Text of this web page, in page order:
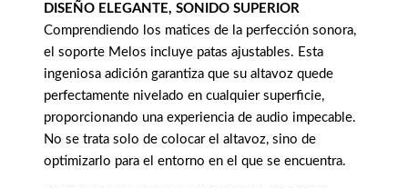
DISEÑO ELEGANTE, SONIDO SUPERIOR
Comprendiendo los matices de la perfección sonora,
el soporte Melos incluye patas ajustables. Esta
ingeniosa adición garantiza que su altavoz quede
perfectamente nivelado en cualquier superficie,
proporcionando una experiencia de audio impecable.
No se trata solo de colocar el altavoz, sino de
optimizarlo para el entorno en el que se encuentra.